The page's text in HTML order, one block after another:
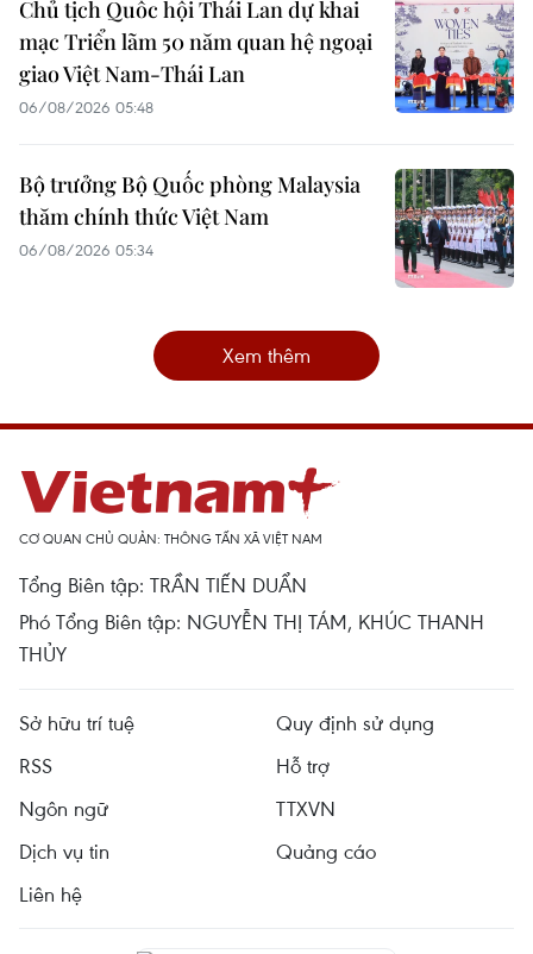
Chủ tịch Quốc hội Thái Lan dự khai
mạc Triển lãm 50 năm quan hệ ngoại
giao Việt Nam-Thái Lan
06/08/2026 05:48
Bộ trưởng Bộ Quốc phòng Malaysia
thăm chính thức Việt Nam
06/08/2026 05:34
Xem thêm
CƠ QUAN CHỦ QUẢN: THÔNG TẤN XÃ VIỆT NAM
Tổng Biên tập: TRẦN TIẾN DUẨN
Phó Tổng Biên tập: NGUYỄN THỊ TÁM, KHÚC THANH
THỦY
Sở hữu trí tuệ
Quy định sử dụng
RSS
Hỗ trợ
Ngôn ngữ
TTXVN
Dịch vụ tin
Quảng cáo
Liên hệ